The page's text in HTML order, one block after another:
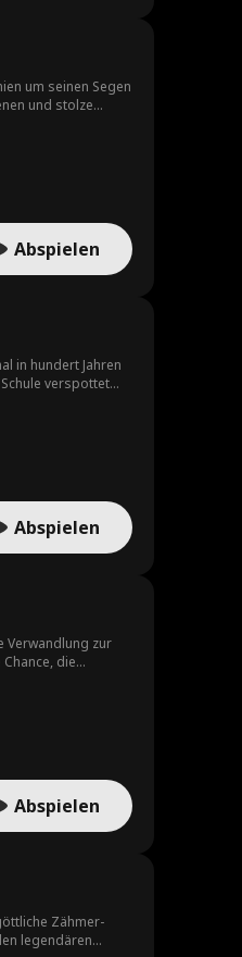
um seinen Segen
und stolze
Abspielen
in hundert Jahren
verspottet
Abspielen
Verwandlung zur
die
Abspielen
Zähmer-
legendären